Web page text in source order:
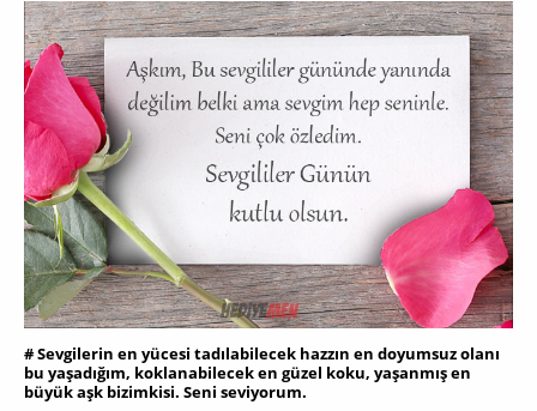
# Sevgilerin en yücesi tadılabilecek hazzın en doyumsuz olanı
bu yaşadığım, koklanabilecek en güzel koku, yaşanmış en
büyük aşk bizimkisi. Seni seviyorum.